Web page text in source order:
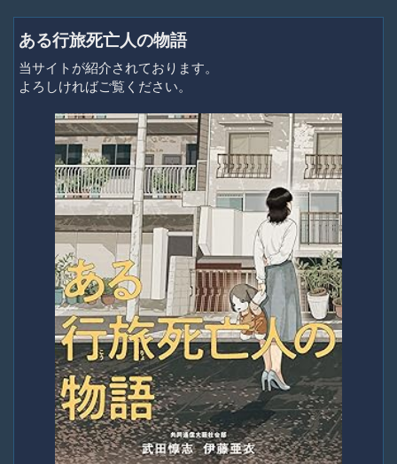
ある行旅死亡人の物語
当サイトが紹介されております。
よろしければご覧ください。